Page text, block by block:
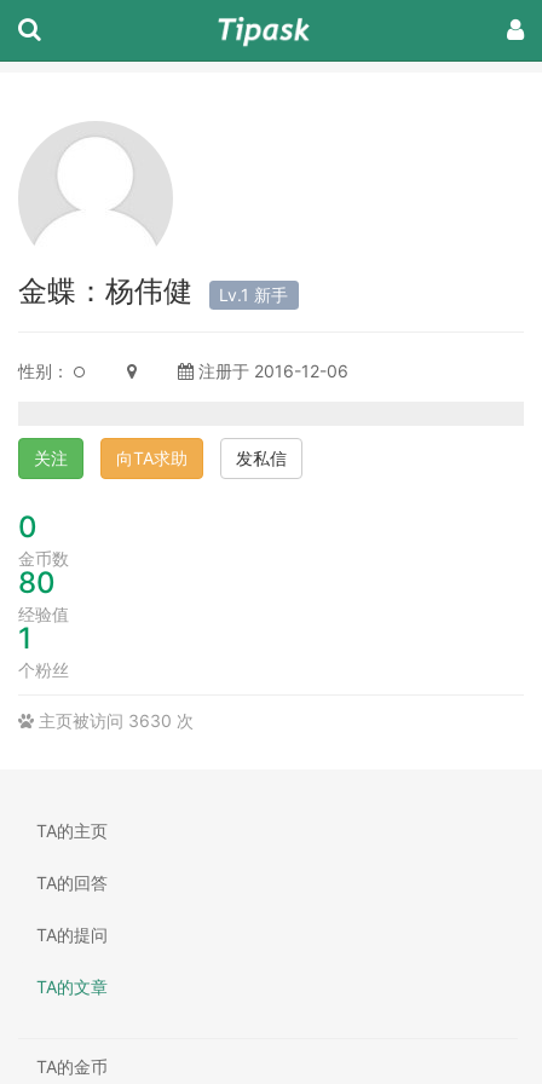
金蝶：杨伟健 Lv.1 新手
性别： 注册于 2016-12-06
关注 向TA求助 发私信
0
金币数
80
经验值
1
个粉丝
主页被访问 3630 次
TA的主页
TA的回答
TA的提问
TA的文章
TA的金币